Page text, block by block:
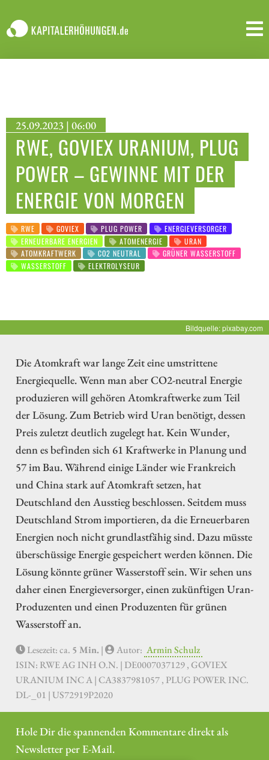
25.09.2023 | 06:00
RWE, GOVIEX URANIUM, PLUG
POWER – GEWINNE MIT DER
ENERGIE VON MORGEN
RWE GOVIEX PLUG POWER
ENERGIEVERSORGER
ERNEUERBARE ENERGIEN
ATOMENERGIE
URAN
ATOMKRAFTWERK
CO2 NEUTRAL
GRÜNER WASSERSTOFF
WASSERSTOFF
ELEKTROLYSEUR
Bildquelle: pixabay.com
Die Atomkraft war lange Zeit eine umstrittene
Energiequelle. Wenn man aber CO2-neutral Energie
produzieren will gehören Atomkraftwerke zum Teil
der Lösung. Zum Betrieb wird Uran benötigt, dessen
Preis zuletzt deutlich zugelegt hat. Kein Wunder,
denn es befinden sich 61 Kraftwerke in Planung und
57 im Bau. Während einige Länder wie Frankreich
und China stark auf Atomkraft setzen, hat
Deutschland den Ausstieg beschlossen. Seitdem muss
Deutschland Strom importieren, da die Erneuerbaren
Energien noch nicht grundlastfähig sind. Dazu müsste
überschüssige Energie gespeichert werden können. Die
Lösung könnte grüner Wasserstoff sein. Wir sehen uns
daher einen Energieversorger, einen zukünftigen Uran-
Produzenten und einen Produzenten für grünen
Wasserstoff an.
Lesezeit: ca. 5 Min. | Autor: Armin Schulz
ISIN: RWE AG INH O.N. | DE0007037129 , GOVIEX
URANIUM INC A | CA3837981057 , PLUG POWER INC.
DL-_01 | US72919P2020
Hole Dir die spannenden Kommentare direkt als
Newsletter per E-Mail.